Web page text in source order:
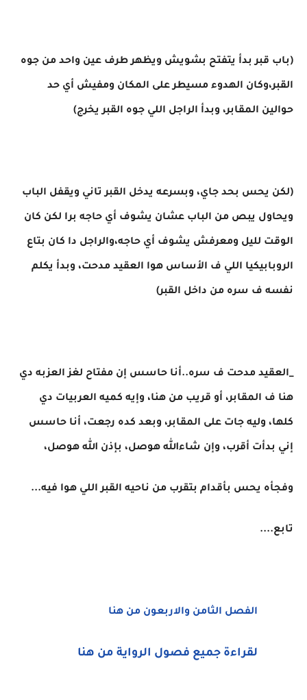
(باب قبر بدأ يتفتح بشويش ويظهر طرف عين واحد من جوه
القبر،وكان الهدوء مسيطر على المكان ومفيش أي حد
حوالين المقابر، وبدأ الراجل اللي جوه القبر يخرج)
(لكن يحس بحد جاي، وبسرعه يدخل القبر تاني ويقفل الباب
ويحاول يبص من الباب عشان يشوف أي حاجه برا لكن كان
الوقت لليل ومعرفش يشوف أي حاجه،والراجل دا كان بتاع
الروبابيكيا اللي ف الأساس هوا العقيد مدحت، وبدأ يكلم
نفسه ف سره من داخل القبر)
_العقيد مدحت ف سره..أنا حاسس إن مفتاح لغز العزبه دي
هنا ف المقابر، أو قريب من هنا، وإيه كميه العربيات دي
كلها، وليه جات على المقابر، وبعد كده رجعت، أنا حاسس
إني بدأت أقرب، وإن شاءالله هوصل، بإذن الله هوصل،
وفجأه يحس بأقدام بتقرب من ناحيه القبر اللي هوا فيه...
تابع....
الفصل الثامن والاربعون من هنا
لقراءة جميع فصول الرواية من هنا